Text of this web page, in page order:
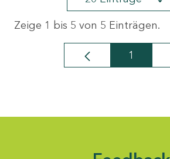
Zeige 1 bis 5 von 5 Einträgen.
Seite
1